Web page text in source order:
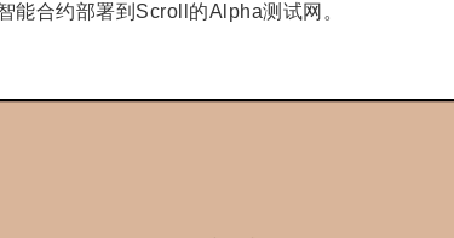
能合约部署到Scroll的Alpha测试网。